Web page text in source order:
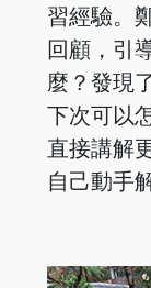
習經驗。
回顧，引
麼？發現
下次可以
直接講解
自己動手